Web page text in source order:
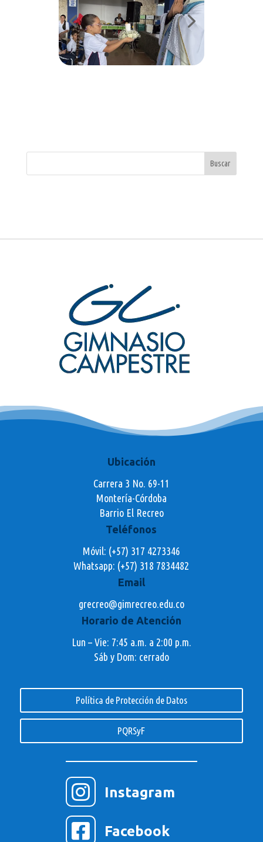
Ubicación
Carrera 3 No. 69-11
Montería-Córdoba
Barrio El Recreo
Teléfonos
Móvil: (+57) 317 4273346
Whatsapp: (+57) 318 7834482
Email
grecreo@gimrecreo.edu.co
Horario de Atención
Lun – Vie: 7:45 a.m. a 2:00 p.m.
Sáb y Dom: cerrado
Política de Protección de Datos
PQRSyF
 Instagram
 Facebook